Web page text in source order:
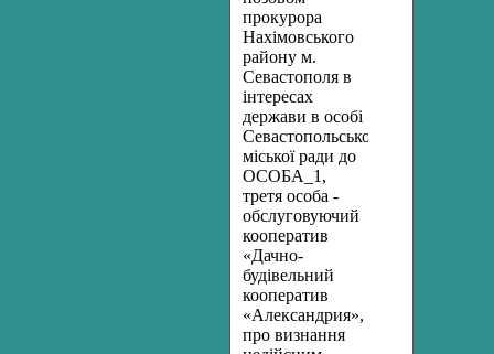
прокурора
Нахімовського
району м.
Севастополя в
інтересах
держави в особі
Севастопольської
міської ради до
ОСОБА_1,
третя особа -
обслуговуючий
кооператив
«Дачно-
будівельний
кооператив
«Александрия»,
про визнання